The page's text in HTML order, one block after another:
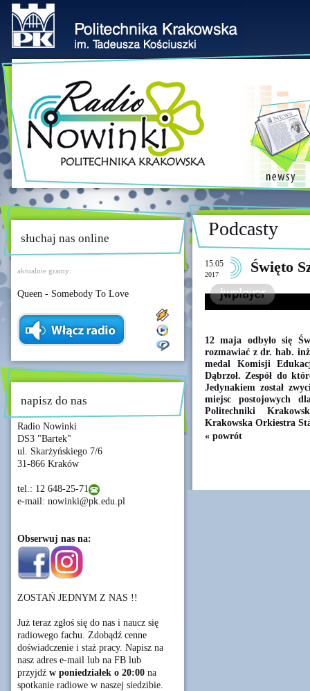
słuchaj nas online
aktualnie gramy:
Queen - Somebody To Love
napisz do nas
Radio Nowinki
DS3 "Bartek"
ul. Skarżyńskiego 7/6
31-866 Kraków
tel.: 12 648-25-71
e-mail: nowinki@pk.edu.pl
Obserwuj nas na:
ZOSTAŃ JEDNYM Z NAS !!
Już teraz zgłoś się do nas i naucz się
radiowego fachu. Zdobądź cenne
doświadczenie i staż pracy. Napisz na
nasz adres e-mail lub na FB lub
przyjdź w poniedziałek o 20:00 na
spotkanie radiowe w naszej siedzibie.
Podcasty
15.05
2017 Święto
12 maja odbyło się
rozmawiać z dr. hab.
medal Komisji
Dąbrzoł. Zespół do
Jedynakiem został
miejsc postojowych
Politechniki
Krakowska Orkiestra
« powrót